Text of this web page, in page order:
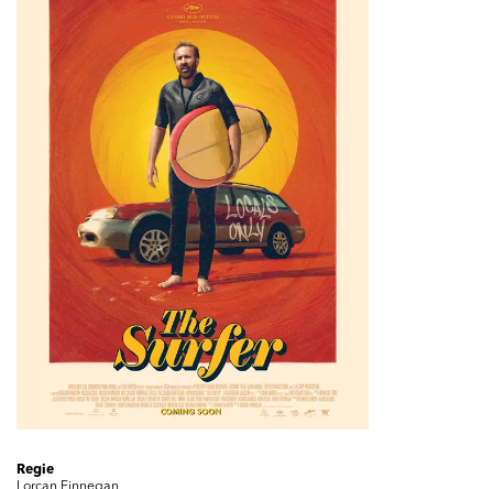
Regie